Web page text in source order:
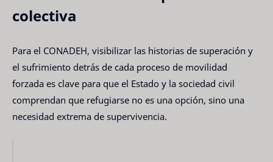
colectiva
Para el CONADEH, visibilizar las historias de superación y
el sufrimiento detrás de cada proceso de movilidad
forzada es clave para que el Estado y la sociedad civil
comprendan que refugiarse no es una opción, sino una
necesidad extrema de supervivencia.